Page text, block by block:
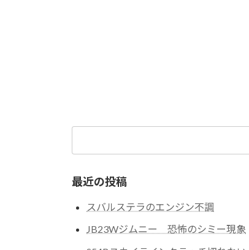
最近の投稿
スバルステラのエンジン不調
JB23Wジムニー 恐怖のシミー現象